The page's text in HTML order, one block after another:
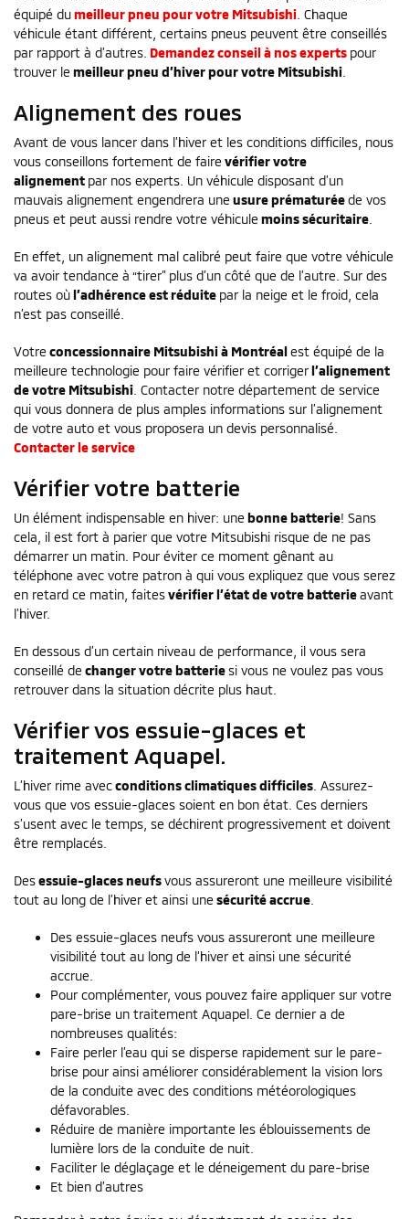
équipé dumeilleur pneu pour votre Mitsubishi . Chaque
véhicule étant différent, certains pneus peuvent être conseillés
par rapport à d’autres. Demandez conseil à nos experts pour
trouver le meilleur pneu d’hiver pour votre Mitsubishi
Alignement des roues
Avant de vous lancer dans l’hiver et les conditions difficiles, nous
vous conseillons fortement de faire vérifier votre
alignement par nos experts. Un véhicule disposant d’un
mauvais alignement engendrera une usure prématuréede vos
pneus et peut aussi rendre votre véhicule moins sécuritaire
En effet, un alignement mal calibré peut faire que votre véhicule
va avoir tendance à “tirer” plus d’un côté que de l’autre. Sur des
routes oùl’adhérence est réduite par la neige et le froid, cela
n’est pas conseillé.
Votre concessionnaire Mitsubishi à Montréalest équipé de la
meilleure technologie pour faire vérifier et corrigerl’alignement
de votre Mitsubishi . Contacter notre département de service
qui vous donnera de plus amples informations sur l’alignement
de votre auto et vous proposera un devis personnalisé.
Contacter le service
Vérifier votre batterie
Un élément indispensable en hiver: une bonne batterie! Sans
cela, il est fort à parier que votre Mitsubishi risque de ne pas
démarrer un matin. Pour éviter ce moment gênant au
téléphone avec votre patron à qui vous expliquez que vous serez
en retard ce matin, faitesvérifier l’état de votre batterieavant
l’hiver.
En dessous d’un certain niveau de performance, il vous sera
conseillé de changer votre batteriesi vous ne voulez pas vous
retrouver dans la situation décrite plus haut.
Vérifier vos essuie-glaces et
traitement Aquapel.
L’hiver rime avecconditions climatiques difficiles . Assurez-
vous que vos essuie-glaces soient en bon état. Ces derniers
s’usent avec le temps, se déchirent progressivement et doivent
être remplacés.
Desessuie-glaces neufsvous assureront une meilleure visibilité
tout au long de l’hiver et ainsi une sécurité accrue
Des essuie-glaces neufs vous assureront une meilleure
visibilité tout au long de l’hiver et ainsi une sécurité
accrue.
Pour complémenter, vous pouvez faire appliquer sur votre
pare-brise un traitement Aquapel. Ce dernier a de
nombreuses qualités:
Faire perler l’eau qui se disperse rapidement sur le pare-
brise pour ainsi améliorer considérablement la vision lors
de la conduite avec des conditions météorologiques
défavorables.
Réduire de manière importante les éblouissements de
lumière lors de la conduite de nuit.
Faciliter le déglaçage et le déneigement du pare-brise
Et bien d’autres